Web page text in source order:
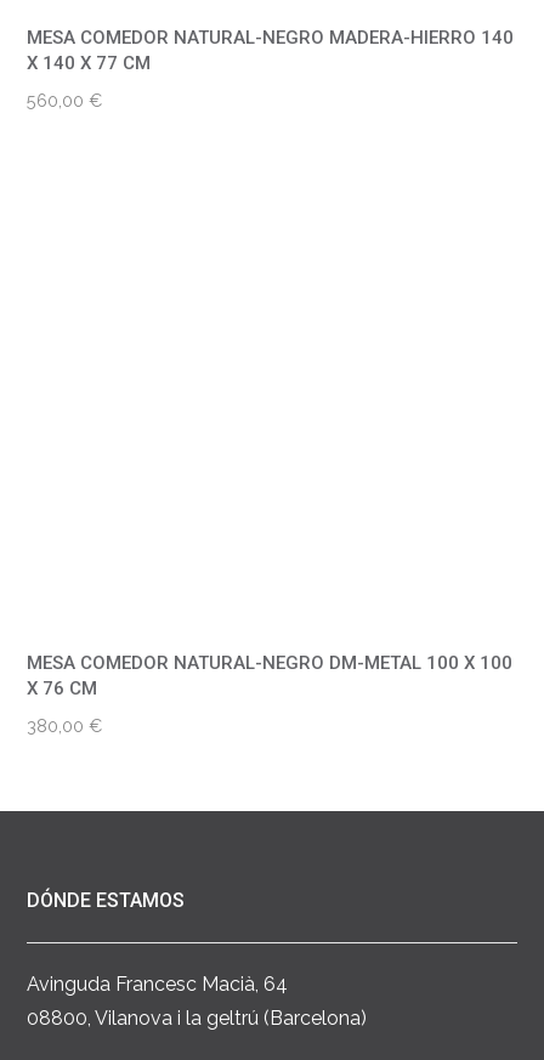
MESA COMEDOR NATURAL-NEGRO MADERA-HIERRO 140
X 140 X 77 CM
560,00€
MESA COMEDOR NATURAL-NEGRO DM-METAL 100 X 100
X 76 CM
380,00€
DÓNDE ESTAMOS
Avinguda Francesc Macià, 64
08800, Vilanova i la geltrú (Barcelona)